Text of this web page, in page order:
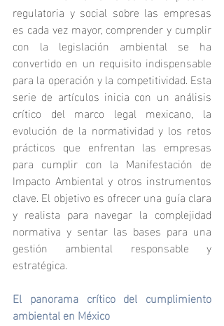
regulatoria y social sobre las empresas
es cada vez mayor, comprender y cumplir
con la legislación ambiental se ha
convertido en un requisito indispensable
para la operación y la competitividad. Esta
serie de artículos inicia con un análisis
crítico del marco legal mexicano, la
evolución de la normatividad y los retos
prácticos que enfrentan las empresas
para cumplir con la Manifestación de
Impacto Ambiental y otros instrumentos
clave. El objetivo es ofrecer una guía clara
y realista para navegar la complejidad
normativa y sentar las bases para una
gestión ambiental responsable y
estratégica.
El panorama crítico del cumplimiento
ambiental en México